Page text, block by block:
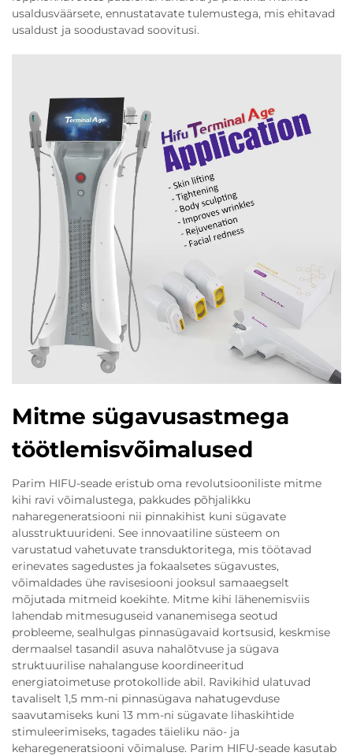
usaldusväärsete, ennustatavate tulemustega, mis ehitavad
usaldust ja soodustavad soovitusi.
Mitme sügavusastmega
töötlemisvõimalused
Parim HIFU-seade eristub oma revolutsiooniliste mitme
kihi ravi võimalustega, pakkudes põhjalikku
naharegeneratsiooni nii pinnakihist kuni sügavate
alusstruktuurideni. See innovaatiline süsteem on
varustatud vahetuvate transduktoritega, mis töötavad
erinevates sagedustes ja fokaalsetes sügavustes,
võimaldades ühe ravisesiooni jooksul samaaegselt
mõjutada mitmeid koekihte. Mitme kihi lähenemisviis
lahendab mitmesuguseid vananemisega seotud
probleeme, sealhulgas pinnasügavaid kortsusid, keskmise
dermaalsel tasandil asuva nahalõtvuse ja sügava
struktuurilise nahalanguse koordineeritud
energiatoimetuse protokollide abil. Ravikihid ulatuvad
tavaliselt 1,5 mm-ni pinnasügava nahatugevduse
saavutamiseks kuni 13 mm-ni sügavate lihaskihtide
stimuleerimiseks, tagades täieliku näo- ja
keharegeneratsiooni võimaluse. Parim HIFU-seade kasutab